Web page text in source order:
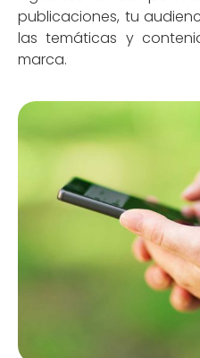
publicaciones, tu
las temáticas y
marca.